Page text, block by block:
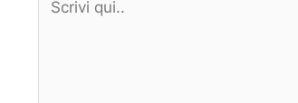
qui..